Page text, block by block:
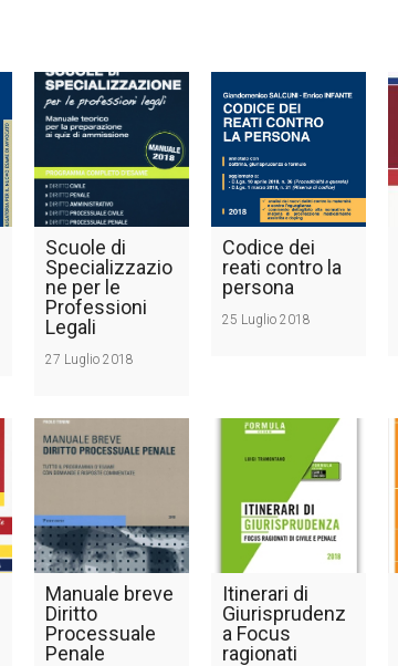
Scuole di
Specializzazio
ne per le
Professioni
Legali
27 Luglio 2018
Codice dei
reati contro la
persona
25 Luglio 2018
Manuale breve
Diritto
Processuale
Penale
Itinerari di
Giurisprudenz
a Focus
ragionati